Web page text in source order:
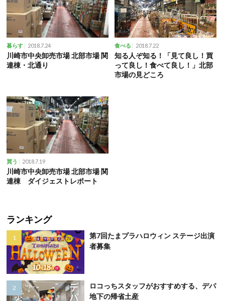
暮らす 2018.7.24
川崎市中央卸売市場 北部市場 関
連棟・北通り
食べる 2018.7.22
知る人ぞ知る！「見て良し！買
って良し！食べて良し！」北部
市場の見どころ
買う 2018.7.19
川崎市中央卸売市場 北部市場 関
連棟 ダイジェストレポート
ランキング
第7回たまプラハロウィン ステージ出演
者募集
ロコっちスタッフがおすすめする、デパ
地下の帰省土産